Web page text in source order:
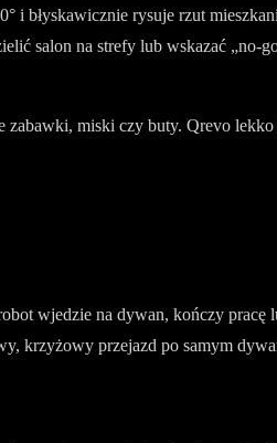
i błyskawicznie rysuje rzut
salon na strefy lub wskazać „no-
miski czy buty. Qrevo
wjedzie na dywan, kończy
krzyżowy przejazd po samym